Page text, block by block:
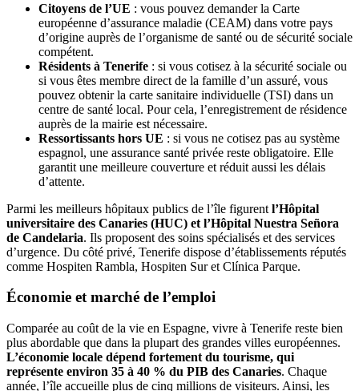
Citoyens de l’UE : vous pouvez demander la Carte
européenne d’assurance maladie (CEAM) dans votre pays
d’origine auprès de l’organisme de santé ou de sécurité sociale
compétent.
Résidents à Tenerife : si vous cotisez à la sécurité sociale ou
si vous êtes membre direct de la famille d’un assuré, vous
pouvez obtenir la carte sanitaire individuelle (TSI) dans un
centre de santé local. Pour cela, l’enregistrement de résidence
auprès de la mairie est nécessaire.
Ressortissants hors UE : si vous ne cotisez pas au système
espagnol, une assurance santé privée reste obligatoire. Elle
garantit une meilleure couverture et réduit aussi les délais
d’attente.
Parmi les meilleurs hôpitaux publics de l’île figurent l’Hôpital
universitaire des Canaries (HUC) et l’Hôpital Nuestra Señora
de Candelaria. Ils proposent des soins spécialisés et des services
d’urgence. Du côté privé, Tenerife dispose d’établissements réputés
comme Hospiten Rambla, Hospiten Sur et Clínica Parque.
Économie et marché de l’emploi
Comparée au coût de la vie en Espagne, vivre à Tenerife reste bien
plus abordable que dans la plupart des grandes villes européennes.
L’économie locale dépend fortement du tourisme, qui
représente environ 35 à 40 % du PIB des Canaries. Chaque
année, l’île accueille plus de cinq millions de visiteurs. Ainsi, les